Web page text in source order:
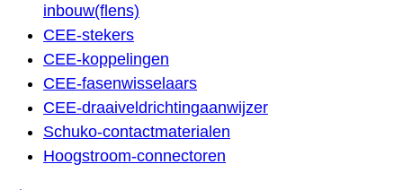
inbouw(flens)
CEE-stekers
CEE-koppelingen
CEE-fasenwisselaars
CEE-draaiveldrichtingaanwijzer
Schuko-contactmaterialen
Hoogstroom-connectoren